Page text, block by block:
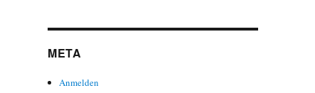
META
Anmelden